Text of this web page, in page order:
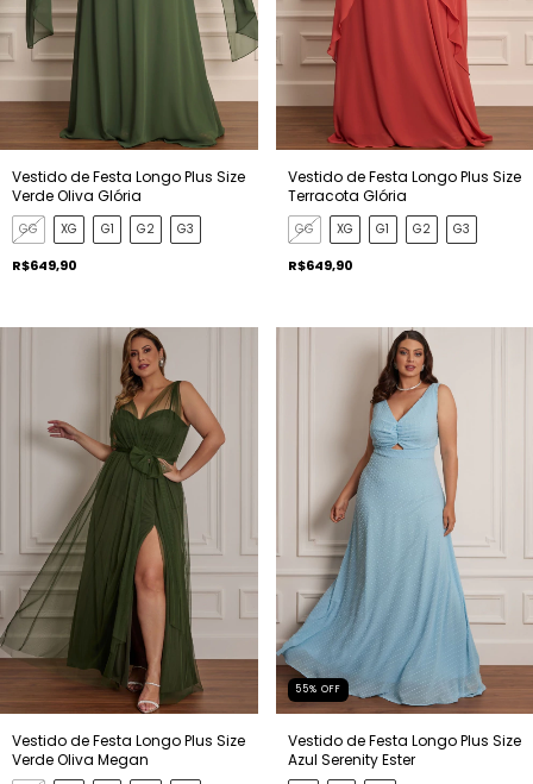
Vestido de Festa Longo Plus Size
Verde Oliva Glória
GG XG G1 G2 G3
R$649,90
Vestido de Festa Longo Plus Size
Terracota Glória
GG XG G1 G2 G3
R$649,90
Vestido de Festa Longo Plus Size
Verde Oliva Megan
55% OFF
Vestido de Festa Longo Plus Size
Azul Serenity Ester